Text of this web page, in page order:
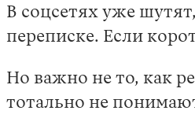
В соцсетях уже
переписке. Если
Но важно не то, как
тотально не